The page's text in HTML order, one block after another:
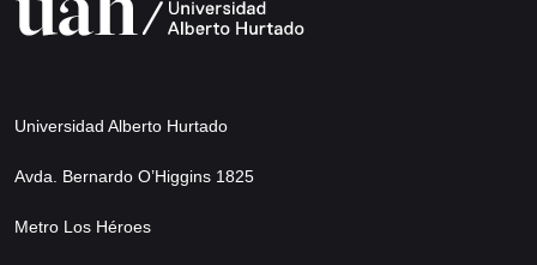
Universidad Alberto Hurtado
Avda. Bernardo O’Higgins 1825
Metro Los Héroes